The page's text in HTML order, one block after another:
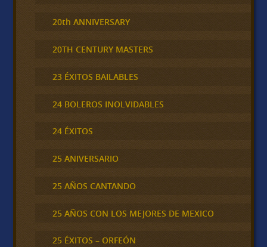
20th ANNIVERSARY
20TH CENTURY MASTERS
23 ÉXITOS BAILABLES
24 BOLEROS INOLVIDABLES
24 ÉXITOS
25 ANIVERSARIO
25 AÑOS CANTANDO
25 AÑOS CON LOS MEJORES DE MEXICO
25 ÉXITOS – ORFEÓN